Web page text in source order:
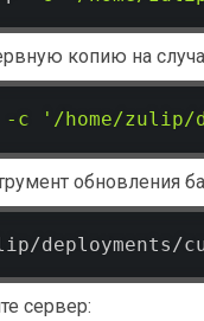
копию на
-c '/home/zulip/
обновления
сервер: